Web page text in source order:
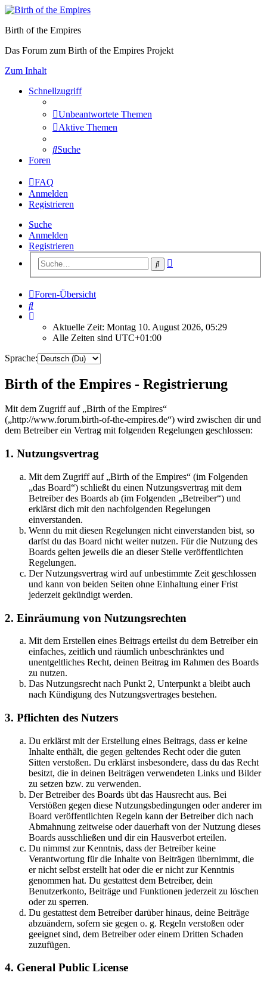
Birth of the Empires
Das Forum zum Birth of the Empires Projekt
Zum Inhalt
Schnellzugriff
Unbeantwortete Themen
Aktive Themen
Suche
Foren
FAQ
Anmelden
Registrieren
Suche
Anmelden
Registrieren
Suche
Foren-Übersicht
Suche
Aktuelle Zeit: Montag 10. August 2026, 05:29
Alle Zeiten sind UTC+01:00
Sprache:
Birth of the Empires - Registrierung
Mit dem Zugriff auf „Birth of the Empires“
(„http://www.forum.birth-of-the-empires.de“) wird zwischen dir und
dem Betreiber ein Vertrag mit folgenden Regelungen geschlossen:
1. Nutzungsvertrag
Mit dem Zugriff auf „Birth of the Empires“ (im Folgenden
„das Board“) schließt du einen Nutzungsvertrag mit dem
Betreiber des Boards ab (im Folgenden „Betreiber“) und
erklärst dich mit den nachfolgenden Regelungen
einverstanden.
Wenn du mit diesen Regelungen nicht einverstanden bist, so
darfst du das Board nicht weiter nutzen. Für die Nutzung des
Boards gelten jeweils die an dieser Stelle veröffentlichten
Regelungen.
Der Nutzungsvertrag wird auf unbestimmte Zeit geschlossen
und kann von beiden Seiten ohne Einhaltung einer Frist
jederzeit gekündigt werden.
2. Einräumung von Nutzungsrechten
Mit dem Erstellen eines Beitrags erteilst du dem Betreiber ein
einfaches, zeitlich und räumlich unbeschränktes und
unentgeltliches Recht, deinen Beitrag im Rahmen des Boards
zu nutzen.
Das Nutzungsrecht nach Punkt 2, Unterpunkt a bleibt auch
nach Kündigung des Nutzungsvertrages bestehen.
3. Pflichten des Nutzers
Du erklärst mit der Erstellung eines Beitrags, dass er keine
Inhalte enthält, die gegen geltendes Recht oder die guten
Sitten verstoßen. Du erklärst insbesondere, dass du das Recht
besitzt, die in deinen Beiträgen verwendeten Links und Bilder
zu setzen bzw. zu verwenden.
Der Betreiber des Boards übt das Hausrecht aus. Bei
Verstößen gegen diese Nutzungsbedingungen oder anderer im
Board veröffentlichten Regeln kann der Betreiber dich nach
Abmahnung zeitweise oder dauerhaft von der Nutzung dieses
Boards ausschließen und dir ein Hausverbot erteilen.
Du nimmst zur Kenntnis, dass der Betreiber keine
Verantwortung für die Inhalte von Beiträgen übernimmt, die
er nicht selbst erstellt hat oder die er nicht zur Kenntnis
genommen hat. Du gestattest dem Betreiber, dein
Benutzerkonto, Beiträge und Funktionen jederzeit zu löschen
oder zu sperren.
Du gestattest dem Betreiber darüber hinaus, deine Beiträge
abzuändern, sofern sie gegen o. g. Regeln verstoßen oder
geeignet sind, dem Betreiber oder einem Dritten Schaden
zuzufügen.
4. General Public License